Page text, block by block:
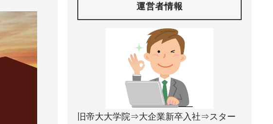
運営者情報
旧帝大大学院⇒大企業新卒入社⇒スター